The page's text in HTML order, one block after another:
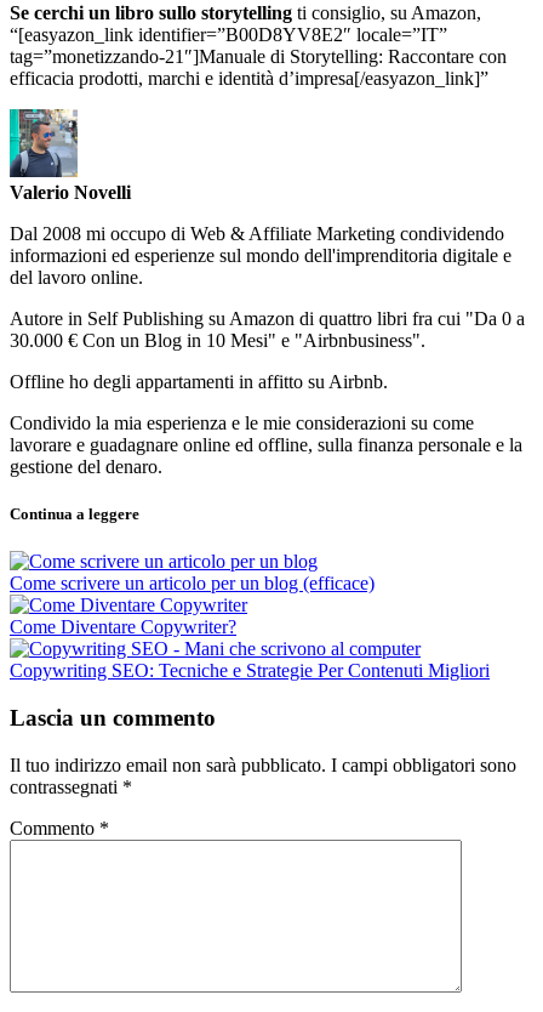
Se cerchi un libro sullo storytelling ti consiglio, su Amazon,
“[easyazon_link identifier=”B00D8YV8E2″ locale=”IT”
tag=”monetizzando-21″]Manuale di Storytelling: Raccontare con
efficacia prodotti, marchi e identità d’impresa[/easyazon_link]”
Valerio Novelli
Dal 2008 mi occupo di Web & Affiliate Marketing condividendo
informazioni ed esperienze sul mondo dell'imprenditoria digitale e
del lavoro online.
Autore in Self Publishing su Amazon di quattro libri fra cui "Da 0 a
30.000 € Con un Blog in 10 Mesi" e "Airbnbusiness".
Offline ho degli appartamenti in affitto su Airbnb.
Condivido la mia esperienza e le mie considerazioni su come
lavorare e guadagnare online ed offline, sulla finanza personale e la
gestione del denaro.
Continua a leggere
Come scrivere un articolo per un blog (efficace)
Come Diventare Copywriter?
Copywriting SEO: Tecniche e Strategie Per Contenuti Migliori
Lascia un commento
Il tuo indirizzo email non sarà pubblicato. I campi obbligatori sono
contrassegnati *
Commento *